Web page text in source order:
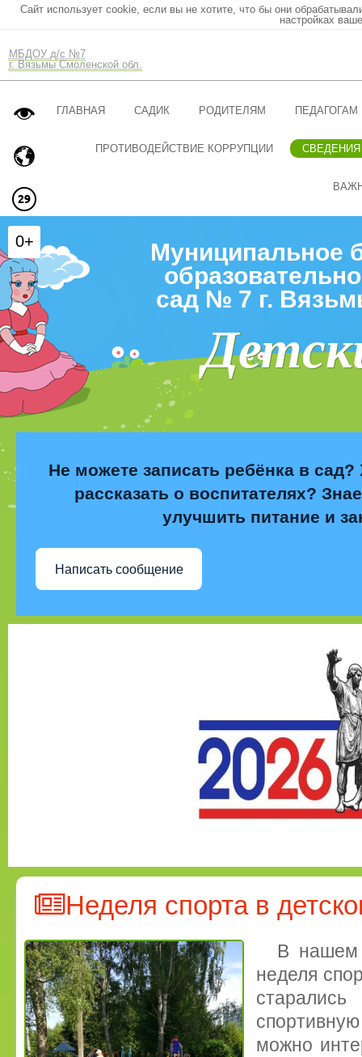
Сайт использует cookie, если вы не хотите, что бы они
настройках
МБДОУ д/с №7
г. Вязьмы Смоленской обл.
ГЛАВНАЯ САДИК РОДИТЕЛЯМ ПЕДАГОГАМ
ПРОТИВОДЕЙСТВИЕ КОРРУПЦИИ
Муниципальное
сад № 7 г.
Не можете записать ребёнка в сад?
рассказать о воспитателях?
улучшить питание и
Написать сообщение
Неделя спорта в
В нашем
неделя
можно
0+